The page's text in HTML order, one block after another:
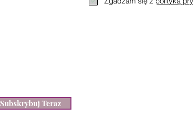
Subskrybuj Teraz